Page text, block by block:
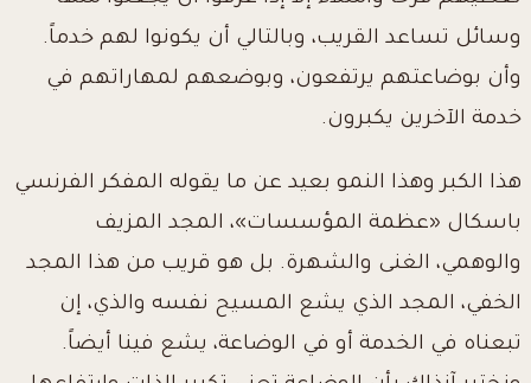
وسائل تساعد القريب، وبالتالي أن يكونوا لهم خدماً.
وأن بوضاعتهم يرتفعون، وبوضعهم لمهاراتهم في
خدمة الآخرين يكبرون.
هذا الكبر وهذا النمو بعيد عن ما يقوله المفكر الفرنسي
باسكال «عظمة المؤسسات»، المجد المزيف
والوهمي، الغنى والشهرة. بل هو قريب من هذا المجد
الخفي، المجد الذي يشع المسيح نفسه والذي، إن
تبعناه في الخدمة أو في الوضاعة، يشع فينا أيضاً.